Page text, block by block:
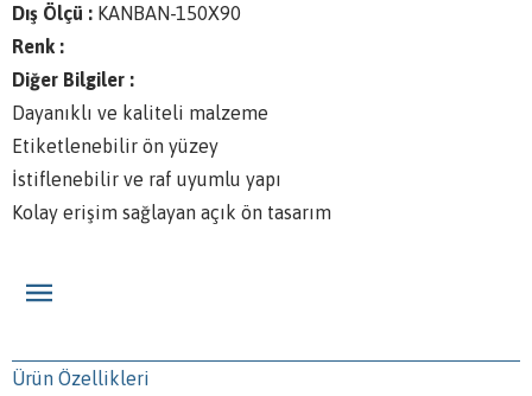
Dış Ölçü : KANBAN-150X90
Renk :
Diğer Bilgiler :
Dayanıklı ve kaliteli malzeme
Etiketlenebilir ön yüzey
İstiflenebilir ve raf uyumlu yapı
Kolay erişim sağlayan açık ön tasarım
Ürün Özellikleri